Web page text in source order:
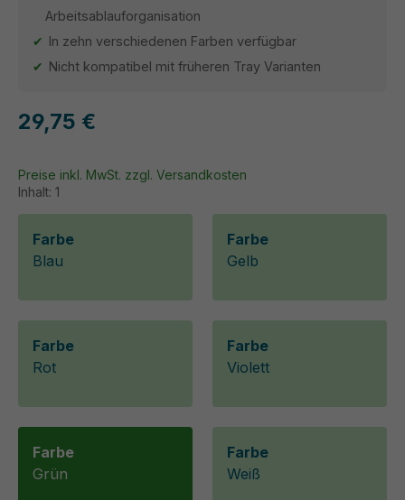
Arbeitsablauforganisation
In zehn verschiedenen Farben verfügbar
Nicht kompatibel mit früheren Tray Varianten
29,75 €
Inhalt: 1
Preise inkl. MwSt. zzgl. Versandkosten
Farbe
Blau
Farbe
Gelb
Farbe
Rot
Farbe
Violett
Farbe
Grün
Farbe
Weiß